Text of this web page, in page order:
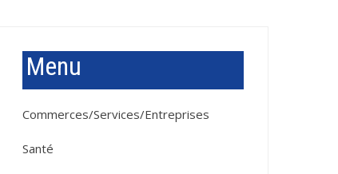
Menu
Commerces/Services/Entreprises
Santé